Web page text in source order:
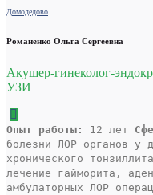
Домодедово
Романенко Ольга Сергеевна
Акушер-гинеколог-
УЗИ
Опыт работы: 12 лет
болезни ЛОР органов у
хронического
лечение гайморита,
амбулаторных ЛОР